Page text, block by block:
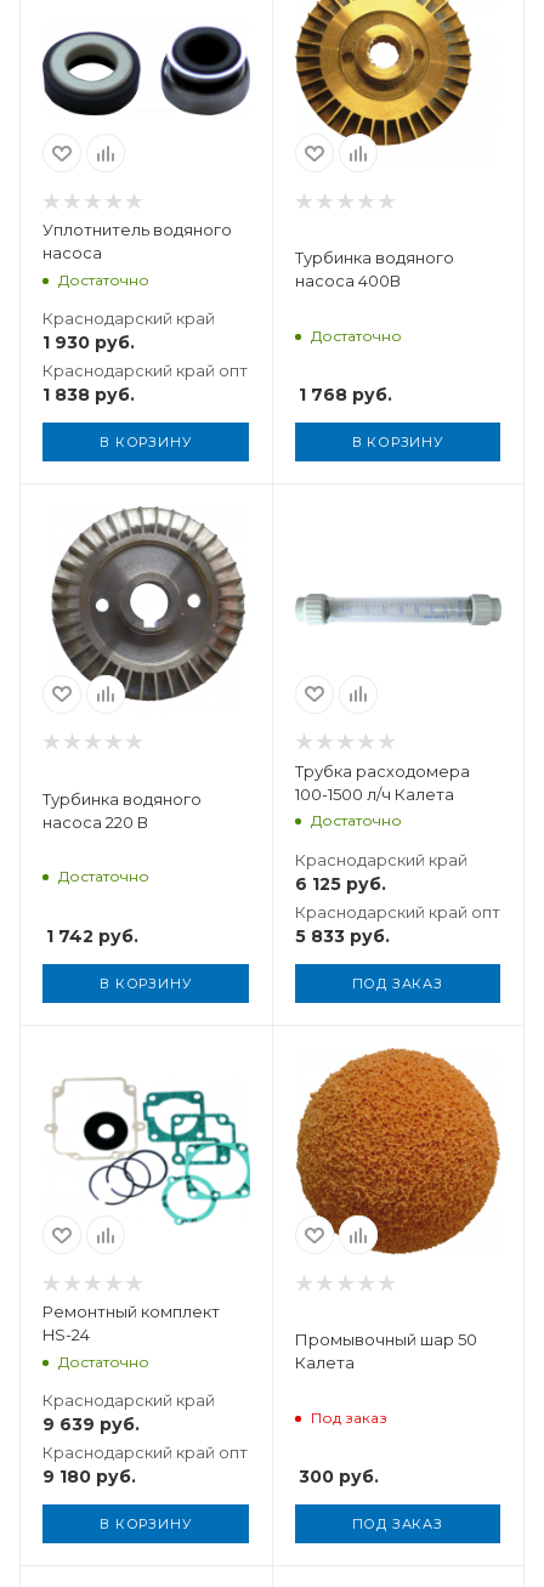
Уплотнитель водяного
насоса
Достаточно
Краснодарский край
1 930 руб.
Краснодарский край опт
1 838 руб.
В КОРЗИНУ
Турбинка водяного
насоса 400В
Достаточно
1 768руб.
В КОРЗИНУ
Турбинка водяного
насоса 220 В
Достаточно
1 742 руб.
В КОРЗИНУ
Вес, кг
0,169
Трубка расходомера
100-1500 л/ч Калета
Достаточно
Краснодарский край
6 125руб.
Краснодарский край опт
5 833руб.
ПОД ЗАКАЗ
Ремонтный комплект
HS-24
Достаточно
Краснодарский край
9 639 руб.
Краснодарский край опт
9 180 руб.
В КОРЗИНУ
0,019
Промывочный шар 50
Калета
Под заказ
300руб.
ПОД ЗАКАЗ